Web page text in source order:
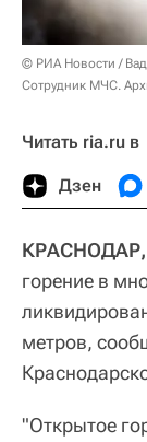
© РИА Новости /
Сотрудник МЧС.
Читать ria.ru в
Дзен
КРАСНОДАР,
горение в
метров,
"Открытое